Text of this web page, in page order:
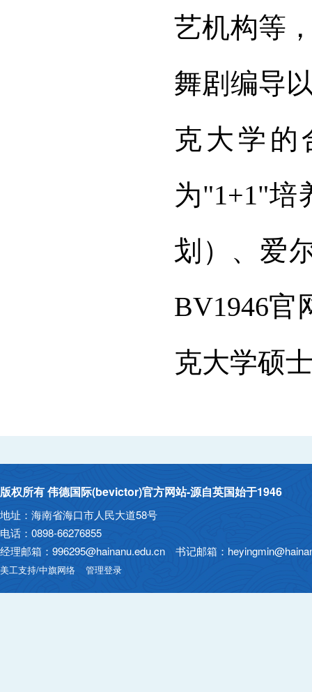
艺机构等
舞剧编导
克大学的
为"1+1"培
划）、爱
BV1946官
克大学硕
版权所有 伟德国际(bevictor)官方网站-源自英国始于1946
地址：海南省海口市人民大道58号
电话：0898-66276855
经理邮箱：996295@hainanu.edu.cn 书记邮箱：
美工支持/中旗网络 管理登录